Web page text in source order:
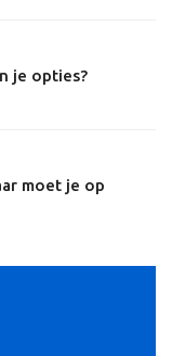
je opties?
moet je op